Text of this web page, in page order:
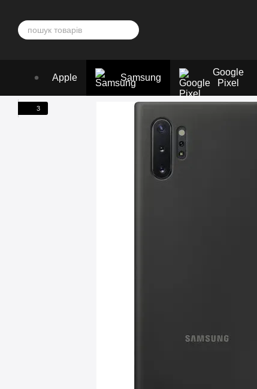
Apple Samsung
Google
Pixel
3